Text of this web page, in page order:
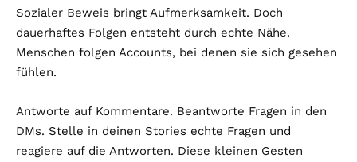
Sozialer Beweis bringt Aufmerksamkeit. Doch
dauerhaftes Folgen entsteht durch echte Nähe.
Menschen folgen Accounts, bei denen sie sich gesehen
fühlen.
Antworte auf Kommentare. Beantworte Fragen in den
DMs. Stelle in deinen Stories echte Fragen und
reagiere auf die Antworten. Diese kleinen Gesten